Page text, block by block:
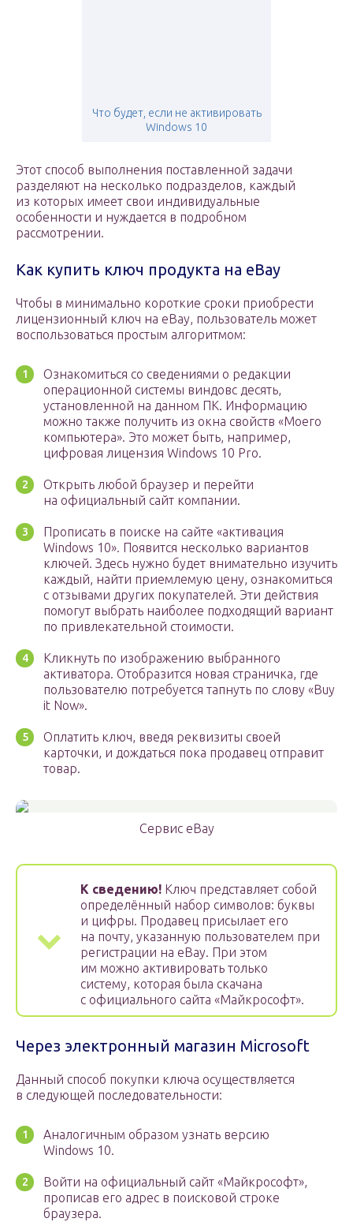
Что будет, если не активировать
Windows 10
Этот способ выполнения поставленной задачи
разделяют на несколько подразделов, каждый
из которых имеет свои индивидуальные
особенности и нуждается в подробном
рассмотрении.
Как купить ключ продукта на eBay
Чтобы в минимально короткие сроки приобрести
лицензионный ключ на eBay, пользователь может
воспользоваться простым алгоритмом:
Ознакомиться со сведениями о редакции
операционной системы виндовс десять,
установленной на данном ПК. Информацию
можно также получить из окна свойств «Моего
компьютера». Это может быть, например,
цифровая лицензия Windows 10 Pro.
Открыть любой браузер и перейти
на официальный сайт компании.
Прописать в поиске на сайте «активация
Windows 10». Появится несколько вариантов
ключей. Здесь нужно будет внимательно изучить
каждый, найти приемлемую цену, ознакомиться
с отзывами других покупателей. Эти действия
помогут выбрать наиболее подходящий вариант
по привлекательной стоимости.
Кликнуть по изображению выбранного
активатора. Отобразится новая страничка, где
пользователю потребуется тапнуть по слову «Buy
it Now».
Оплатить ключ, введя реквизиты своей
карточки, и дождаться пока продавец отправит
товар.
Сервис eBay
К сведению! Ключ представляет собой
определённый набор символов: буквы
и цифры. Продавец присылает его
на почту, указанную пользователем при
регистрации на eBay. При этом
им можно активировать только
систему, которая была скачана
с официального сайта «Майкрософт».
Через электронный магазин Microsoft
Данный способ покупки ключа осуществляется
в следующей последовательности:
Аналогичным образом узнать версию
Windows 10.
Войти на официальный сайт «Майкрософт»,
прописав его адрес в поисковой строке
браузера.